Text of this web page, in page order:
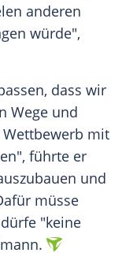
anderen
würde",
dass wir
Wege und
Wettbewerb mit
führte er
und
müsse
"keine